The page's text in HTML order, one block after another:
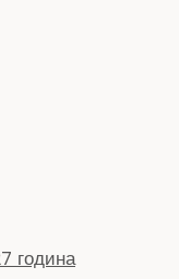
година